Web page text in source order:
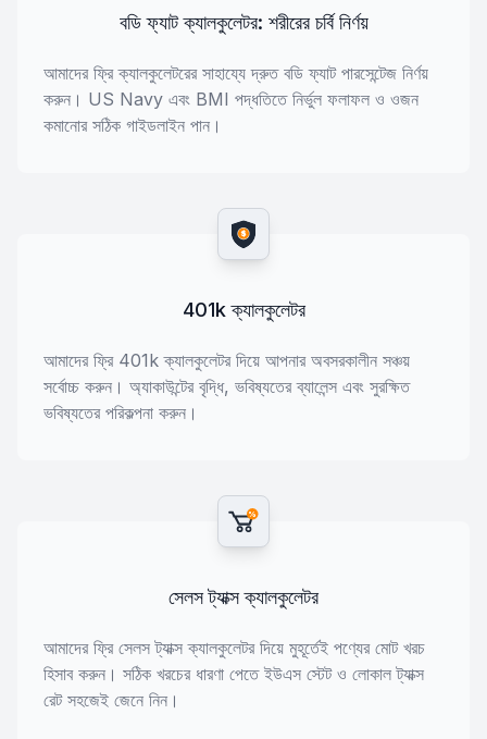
বডি ফ্যাট ক্যালকুলেটর: শরীরের চর্বি নির্ণয়
আমাদের ফ্রি ক্যালকুলেটরের সাহায্যে দ্রুত বডি ফ্যাট পারসেন্টেজ নির্ণয়
করুন। US Navy এবং BMI পদ্ধতিতে নির্ভুল ফলাফল ও ওজন
কমানোর সঠিক গাইডলাইন পান।
$
401k ক্যালকুলেটর
আমাদের ফ্রি 401k ক্যালকুলেটর দিয়ে আপনার অবসরকালীন সঞ্চয়
সর্বোচ্চ করুন। অ্যাকাউন্টের বৃদ্ধি, ভবিষ্যতের ব্যালেন্স এবং সুরক্ষিত
ভবিষ্যতের পরিকল্পনা করুন।
%
সেলস ট্যাক্স ক্যালকুলেটর
আমাদের ফ্রি সেলস ট্যাক্স ক্যালকুলেটর দিয়ে মুহূর্তেই পণ্যের মোট খরচ
হিসাব করুন। সঠিক খরচের ধারণা পেতে ইউএস স্টেট ও লোকাল ট্যাক্স
রেট সহজেই জেনে নিন।